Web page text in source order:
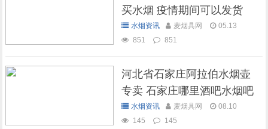
买水烟 疫情期间可以发货
吗？水烟资讯 麦烟具网
05.13
851
851
河北省石家庄阿拉伯水烟壶
专卖 石家庄哪里酒吧水烟吧
可以抽水烟
水烟资讯 麦烟具网
08.10
145
145